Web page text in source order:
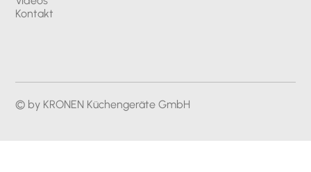
© by KRONEN Küchengeräte GmbH
Kontakt